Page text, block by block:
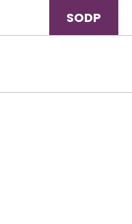
SODP